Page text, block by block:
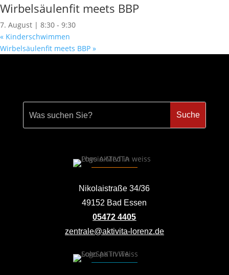
Wirbelsäulenfit meets BBP
7. August | 8:30 - 9:30
« Kinderschwimmen
Wirbelsäulenfit meets BBP »
Nikolaistraße 34/36
49152 Bad Essen
05472 4405
zentrale@aktivita-lorenz.de